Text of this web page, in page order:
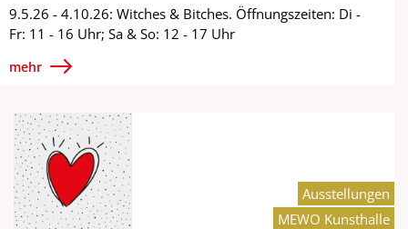
9.5.26 - 4.10.26: Witches & Bitches. Öffnungszeiten: Di -
Fr: 11 - 16 Uhr; Sa & So: 12 - 17 Uhr
mehr
Ausstellungen
MEWO Kunsthalle